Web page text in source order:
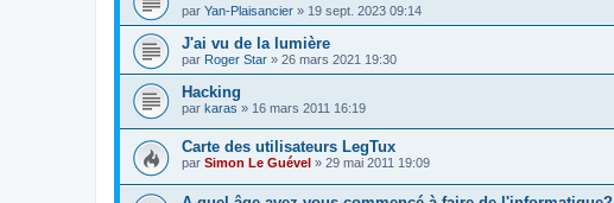
par Yan-Plaisancier » 19 sept. 2023 09:14
J'ai vu de la lumière
par Roger Star » 26 mars 2021 19:30
Hacking
par karas » 16 mars 2011 16:19
Carte des utilisateurs LegTux
par Simon Le Guével » 29 mai 2011 19:09